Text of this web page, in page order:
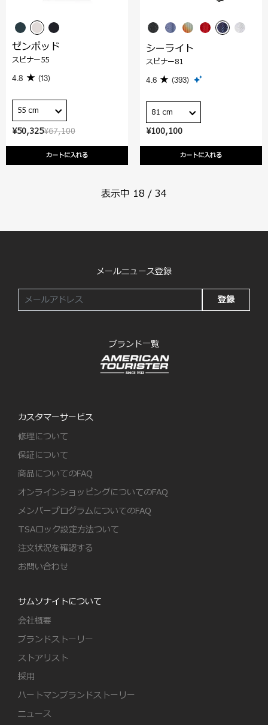
¥67,100
¥50,325
カートに入れる
ゼンポッド
スピナー55
4.8 (13)
55 cm
¥100,100
カートに入れる
シーライト
スピナー81
4.6 (393)
81 cm
表示中 18 / 34
メールニュース登録
登録
ブランド一覧
カスタマーサービス
修理について
保証について
商品についてのFAQ
オンラインショッピングについてのFAQ
メンバープログラムについてのFAQ
TSAロック設定方法ついて
注文状況を確認する
お問い合わせ
サムソナイトについて
会社概要
ブランドストーリー
ストアリスト
採用
ハートマンブランドストーリー
ニュース